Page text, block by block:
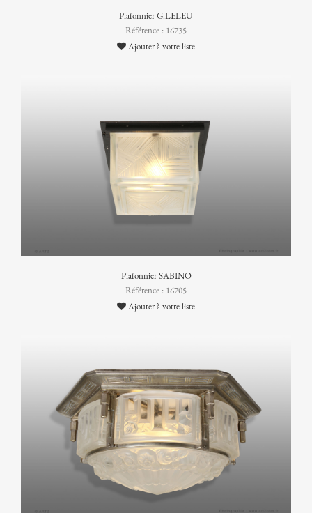
Plafonnier G.LELEU
Référence : 16735
Ajouter à votre liste
Plafonnier SABINO
Référence : 16705
Ajouter à votre liste